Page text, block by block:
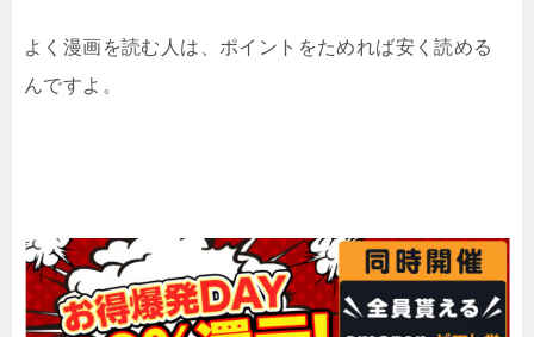
よく漫画を読む人は、ポイントをためれば安く読める
んですよ。